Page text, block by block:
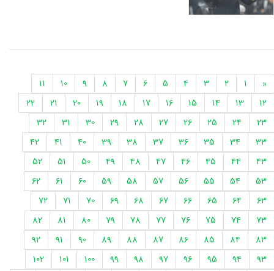
«
1
2
3
4
5
6
7
8
9
10
11
12
13
14
15
16
17
18
19
20
21
22
23
24
25
26
27
28
29
30
31
32
33
34
35
36
37
38
39
40
41
42
43
44
45
46
47
48
49
50
51
52
53
54
55
56
57
58
59
60
61
62
63
64
65
66
67
68
69
70
71
72
73
74
75
76
77
78
79
80
81
82
83
84
85
86
87
88
89
90
91
92
93
94
95
96
97
98
99
100
101
102